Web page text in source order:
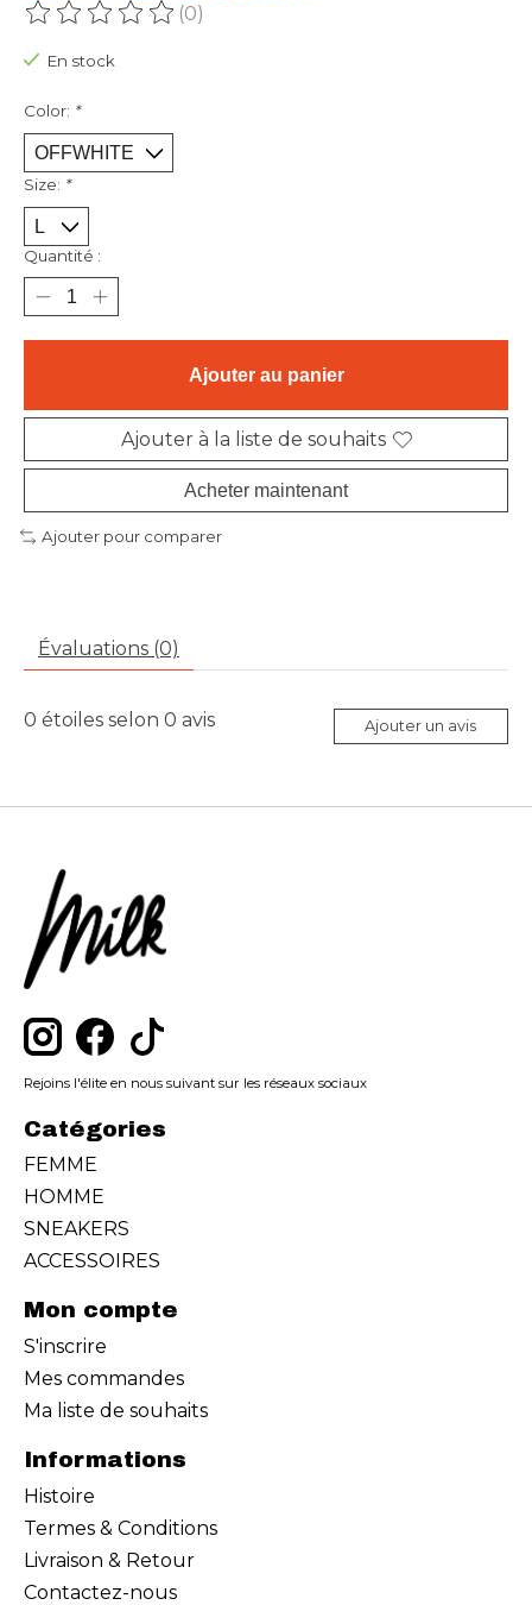
Ce produit est évalué à
(0)
En stock
Color: *
Size: *
Quantité :
Ajouter au panier
Ajouter à la liste de souhaits
Acheter maintenant
Ajouter pour comparer
Évaluations (0)
0 étoiles selon 0 avis Ajouter un avis
Rejoins l'élite en nous suivant sur les réseaux sociaux
Catégories
FEMME
HOMME
SNEAKERS
ACCESSOIRES
Mon compte
S'inscrire
Mes commandes
Ma liste de souhaits
Informations
Histoire
Termes & Conditions
Livraison & Retour
Contactez-nous